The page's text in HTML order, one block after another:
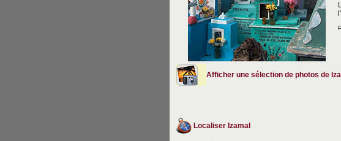
Afficher une sélection de photos de
Localiser Izamal